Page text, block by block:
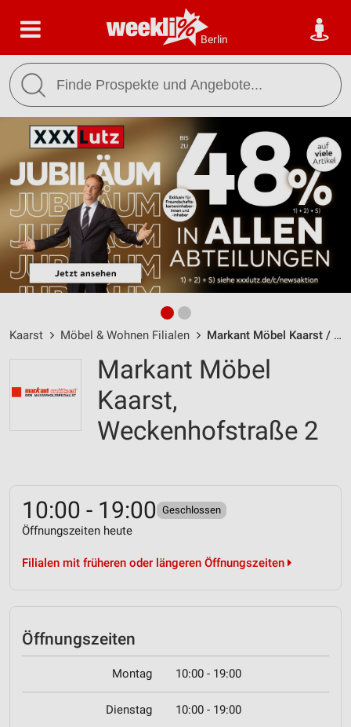
Berlin
Kaarst Möbel & Wohnen Filialen Markant Möbel Kaarst / Weckenhofstraße 2 - Öffnungszeiten & Adresse
Markant Möbel
Kaarst,
Weckenhofstraße 2
10:00 - 19:00 Geschlossen
Öffnungszeiten heute
Filialen mit früheren oder längeren Öffnungszeiten
Öffnungszeiten
Montag 10:00 - 19:00
Dienstag 10:00 - 19:00